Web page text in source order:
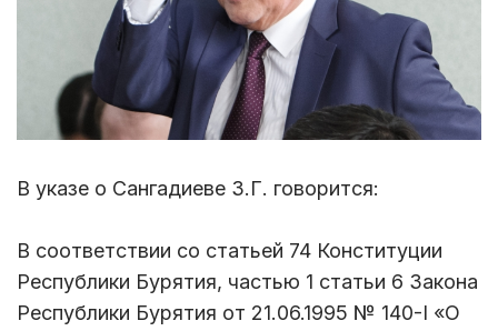
В указе о Сангадиеве З.Г. говорится:
В соответствии со статьей 74 Конституции
Республики Бурятия, частью 1 статьи 6 Закона
Республики Бурятия от 21.06.1995 № 140-I «О